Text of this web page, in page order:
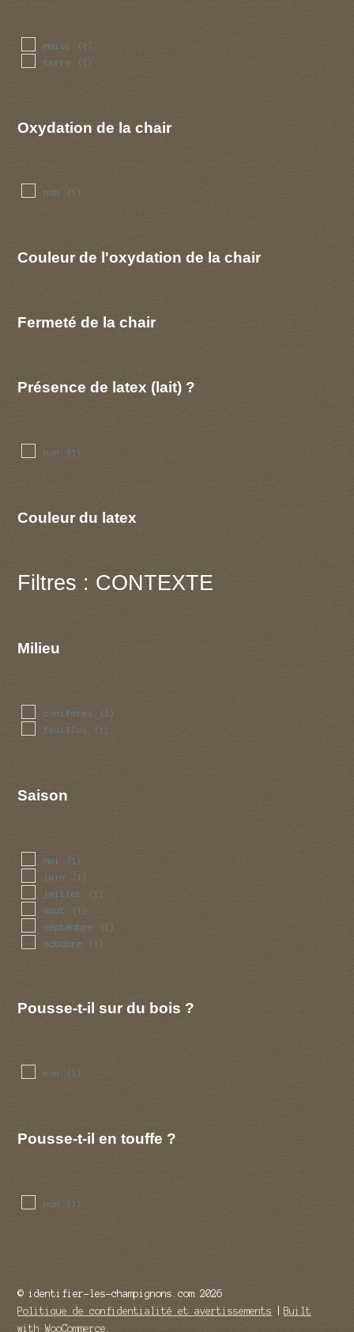
moisi (1)
terre (1)
Oxydation de la chair
non (1)
Couleur de l'oxydation de la chair
Fermeté de la chair
Présence de latex (lait) ?
non (1)
Couleur du latex
Filtres : CONTEXTE
Milieu
coniferes (1)
feuillus (1)
Saison
mai (1)
juin (1)
juillet (1)
aout (1)
septembre (1)
octobre (1)
Pousse-t-il sur du bois ?
non (1)
Pousse-t-il en touffe ?
non (1)
© identifier-les-champignons.com 2026
Politique de confidentialité et avertissements
Built
with WooCommerce